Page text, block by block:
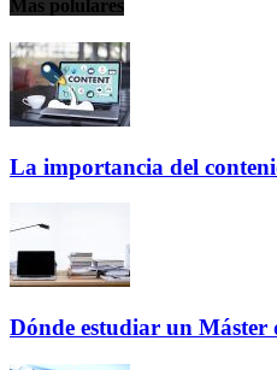
Mas polulares
La importancia del
Dónde estudiar un